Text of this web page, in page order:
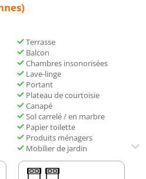
11 km et 39 km de ces lieux d’intérêt
et Golf Epherra. L'aéroport le plus
est à 49 km.
Terrasse
Balcon
Chambres insonorisées
Lave-linge
Portant
Plateau de courtoisie
Canapé
Sol carrelé / en marbre
Papier toilette
Produits ménagers
Mobilier de jardin